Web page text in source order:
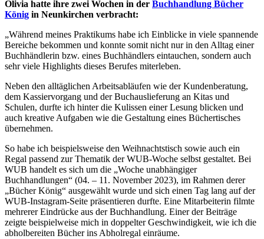
Olivia hatte ihre zwei Wochen in der Buchhandlung Bücher
König in Neunkirchen verbracht:
„Während meines Praktikums habe ich Einblicke in viele spannende
Bereiche bekommen und konnte somit nicht nur in den Alltag einer
Buchhändlerin bzw. eines Buchhändlers eintauchen, sondern auch
sehr viele Highlights dieses Berufes miterleben.
Neben den alltäglichen Arbeitsabläufen wie der Kundenberatung,
dem Kassiervorgang und der Buchauslieferung an Kitas und
Schulen, durfte ich hinter die Kulissen einer Lesung blicken und
auch kreative Aufgaben wie die Gestaltung eines Büchertisches
übernehmen.
So habe ich beispielsweise den Weihnachtstisch sowie auch ein
Regal passend zur Thematik der WUB-Woche selbst gestaltet. Bei
WUB handelt es sich um die „Woche unabhängiger
Buchhandlungen“ (04. – 11. November 2023), im Rahmen derer
„Bücher König“ ausgewählt wurde und sich einen Tag lang auf der
WUB-Instagram-Seite präsentieren durfte. Eine Mitarbeiterin filmte
mehrerer Eindrücke aus der Buchhandlung. Einer der Beiträge
zeigte beispielweise mich in doppelter Geschwindigkeit, wie ich die
abholbereiten Bücher ins Abholregal einräume.